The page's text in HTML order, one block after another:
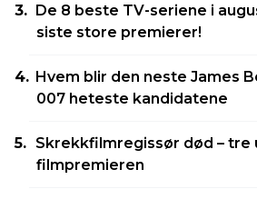
De 8 beste TV-seriene i
siste store premierer!
Hvem blir den neste James
007 heteste kandidatene
Skrekkfilmregissør død – tre
filmpremieren